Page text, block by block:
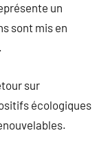
un
sont mis en
sur
écologiques